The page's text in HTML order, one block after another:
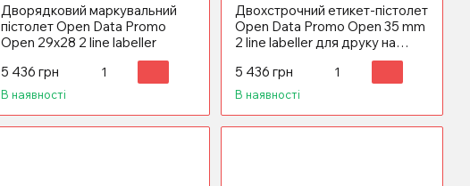
Дворядковий маркувальний
пістолет Open Data Promo
Open 29х28 2 line labeller
5 436 грн
В наявності
Двохстрочний етикет-пістолет
Open Data Promo Open 35 mm
2 line labeller для друку на
5 436 грн
В наявності